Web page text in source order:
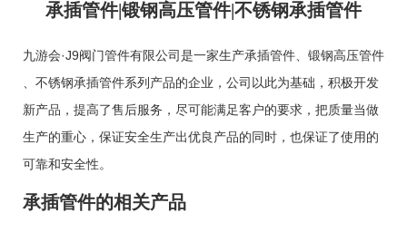
承插管件|锻钢高压管件|不锈钢承插管件
九游会·J9阀门管件有限公司是一家生产承插管件
锻钢高压管件
不锈钢承插管件系列产品的企业，公司以此为基础，积极开发
新产品，提高了售后服务，尽可能满足客户的要求，把质量当做
生产的重心，保证安全生产出优良产品的同时，也保证了使用的
可靠和安全性。
承插管件的相关产品